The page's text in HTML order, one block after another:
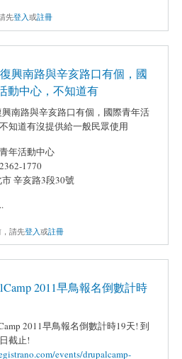
先登入或註冊
興南路與辛亥路口有個，國
動中心，不知道有
南路與辛亥路口有個，國際青年活
知道有沒提供給一般民眾使用
年活動中心
1770
辛亥路3段30號
請先登入或註冊
2011早鳥報名倒數計時
2011早鳥報名倒數計時19天! 到
截止!
events/drupalcamp-